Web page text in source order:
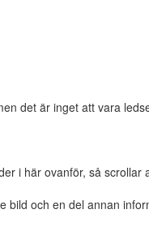
det är inget att vara
i här ovanför, så scrollar
bild och en del annan